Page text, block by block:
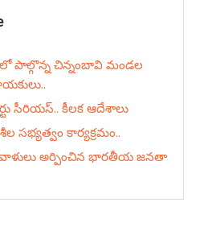
పాల్గొన్న చిన్నంబావి మండల
సీరియస్.. కీలక ఆదేశాలు
సభ్యత్వం కార్యక్రమం..
అర్పించిన భారతీయ జనతా